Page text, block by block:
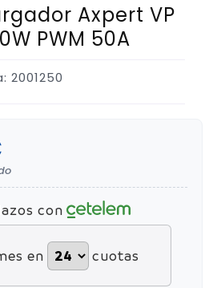
Axpert VP
PWM 50A
2001250
con
en cuotas